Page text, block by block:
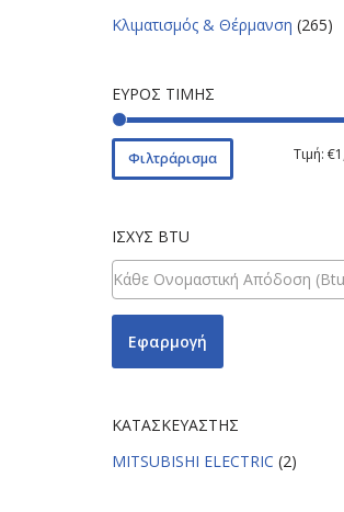
Κλιματισμός & Θέρμανση (265)
ΕΎΡΟΣ ΤΙΜΉΣ
Φιλτράρισμα Τιμή:
ΙΣΧΎΣ BTU
Εφαρμογή
ΚΑΤΑΣΚΕΥΑΣΤΉΣ
MITSUBISHI ELECTRIC (2)